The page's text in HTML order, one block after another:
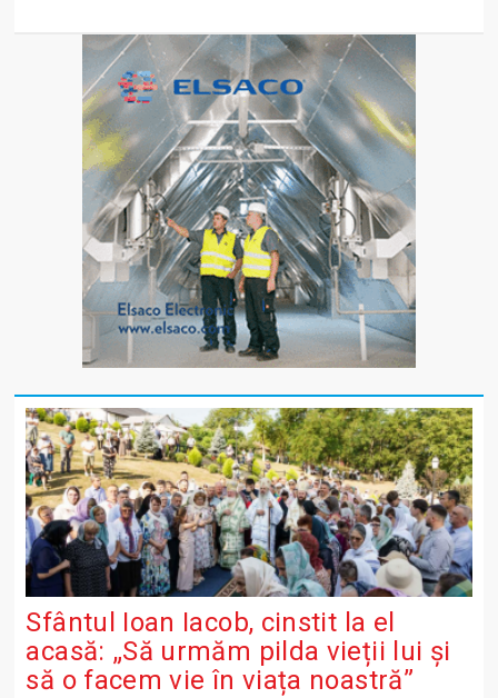
Sfântul Ioan Iacob, cinstit la el
acasă: „Să urmăm pilda vieții lui și
să o facem vie în viața noastră”